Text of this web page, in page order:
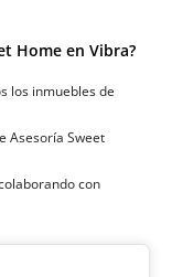
Home en Vibra?
los inmuebles de
Asesoría Sweet
con